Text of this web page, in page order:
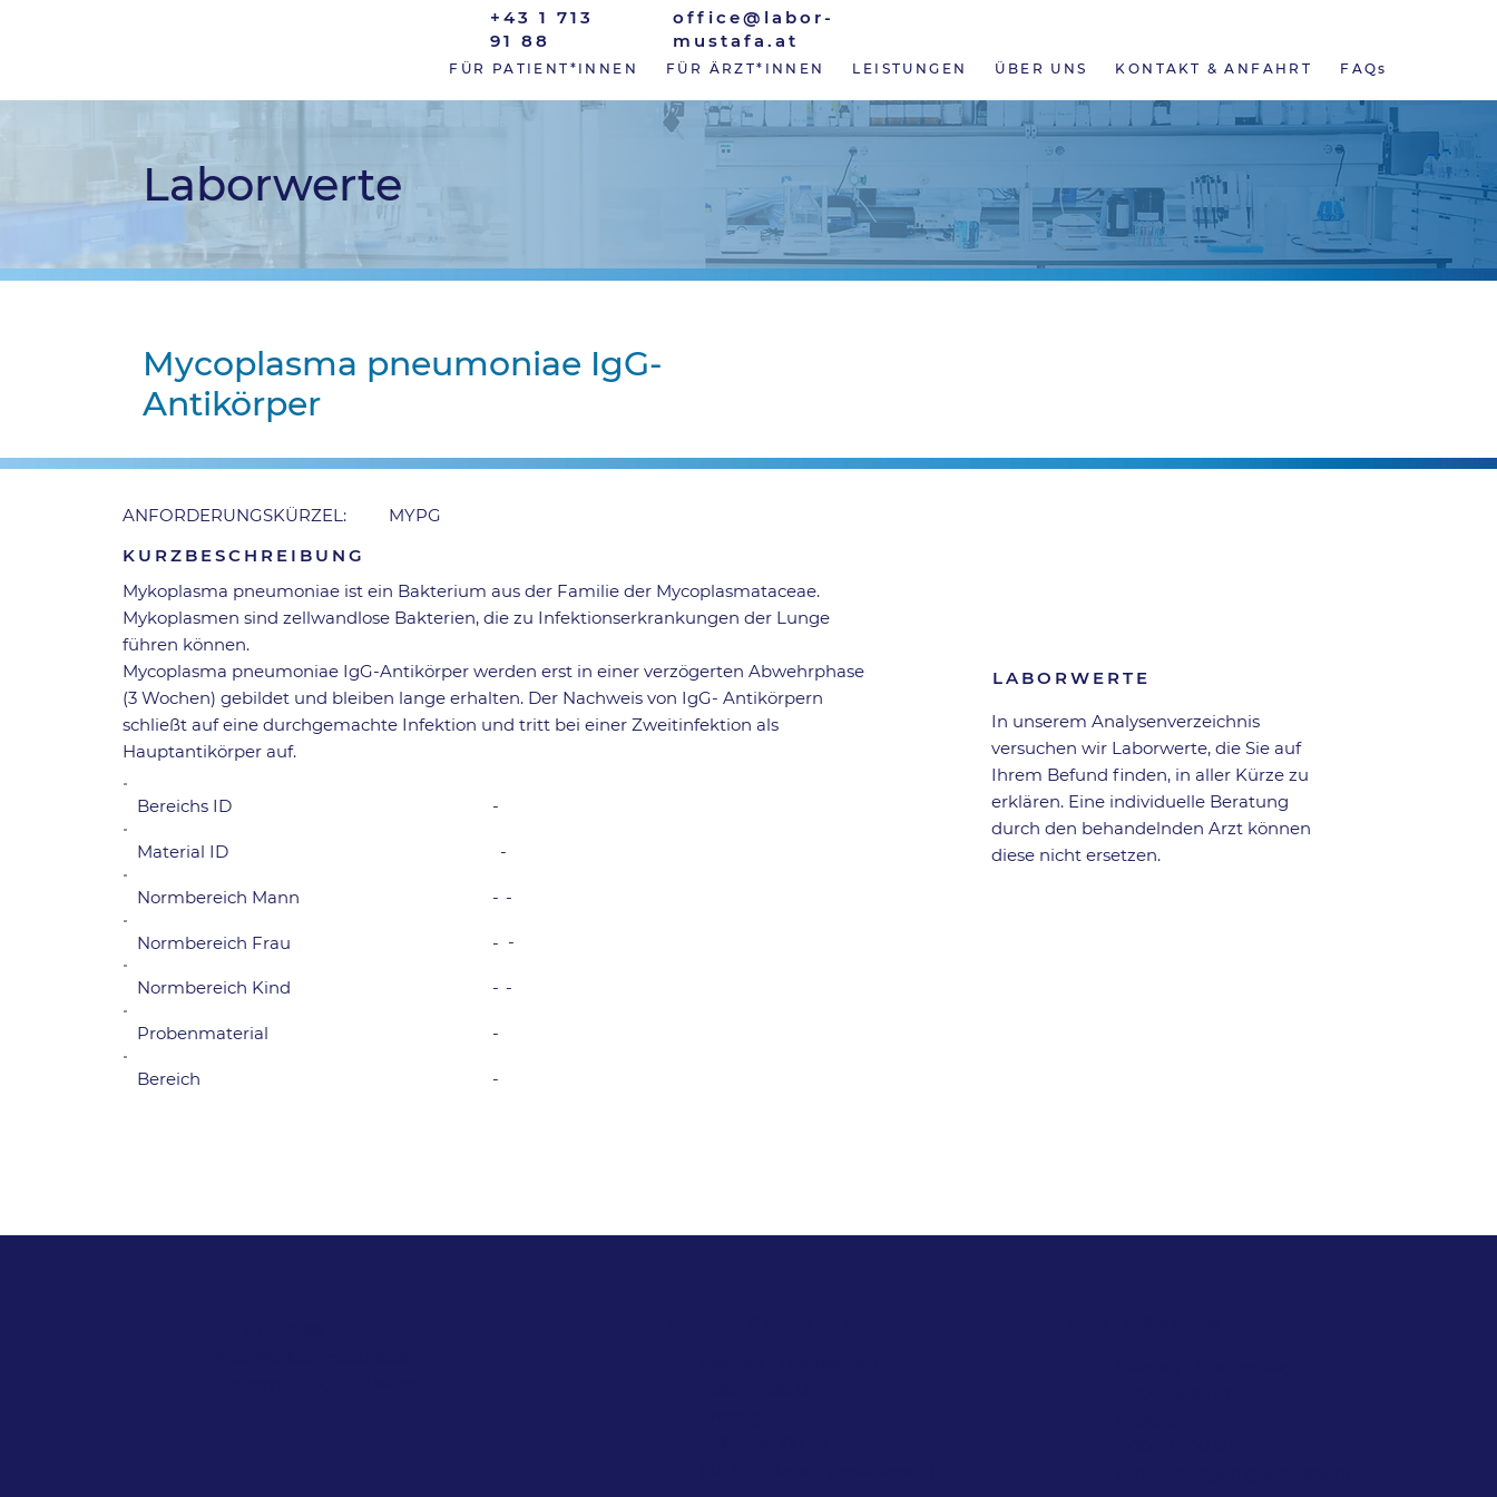
+43 1 713
91 88
office@labor-
mustafa.at
FÜR PATIENT*INNEN FÜR ÄRZT*INNEN LEISTUNGEN ÜBER UNS KONTAKT & ANFAHRT FAQs
Laborwerte
Mycoplasma pneumoniae IgG-
Antikörper
ANFORDERUNGSKÜRZEL:
MYPG
KURZBESCHREIBUNG
Mykoplasma pneumoniae ist ein Bakterium aus der Familie der Mycoplasmataceae.
Mykoplasmen sind zellwandlose Bakterien, die zu Infektionserkrankungen der Lunge
führen können.
Mycoplasma pneumoniae IgG-Antikörper werden erst in einer verzögerten Abwehrphase
(3 Wochen) gebildet und bleiben lange erhalten. Der Nachweis von IgG- Antikörpern
schließt auf eine durchgemachte Infektion und tritt bei einer Zweitinfektion als
Hauptantikörper auf.
Bereichs ID -
Material ID -
Normbereich Mann - -
Normbereich Frau - -
Normbereich Kind - -
Probenmaterial -
Bereich -
LABORWERTE
In unserem Analysen­verzeichnis
versuchen wir Laborwerte, die Sie auf
Ihrem Befund finden, in aller Kürze zu
erklären. Eine individuelle Beratung
durch den behandelnden Arzt können
diese nicht ersetzen.